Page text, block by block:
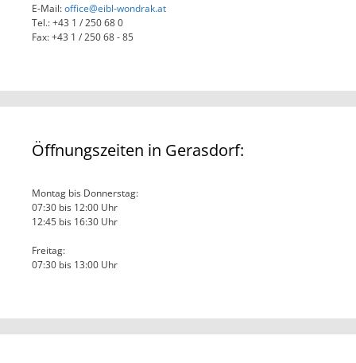
E-Mail:office@eibl-wondrak.at
Tel.: +43 1 / 250 68 0
Fax: +43 1 / 250 68 - 85
Öffnungszeiten in Gerasdorf:
Montag bis Donnerstag:
07:30 bis 12:00 Uhr
12:45 bis 16:30 Uhr
Freitag:
07:30 bis 13:00 Uhr